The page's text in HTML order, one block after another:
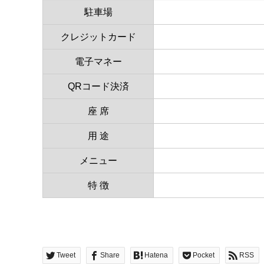
駐車場
クレジットカード
電子マネー
QRコード決済
座 席
用 途
メニュー
特 徴
Tweet Share Hatena Pocket RSS